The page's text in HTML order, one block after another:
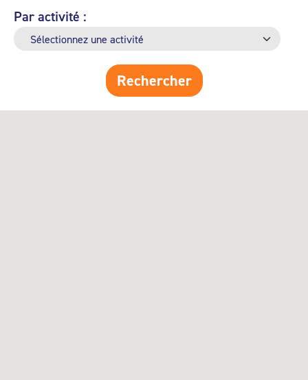
Par activité :